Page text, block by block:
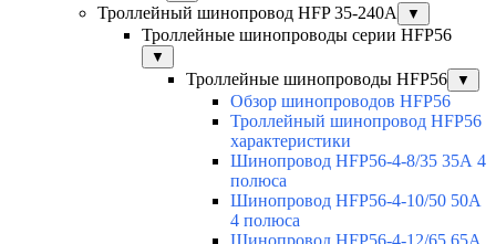
Троллейный шинопровод HFP 35-240А ▼
Троллейные шинопроводы серии HFP56
▼
Троллейные шинопроводы HFP56 ▼
Обзор шинопроводов HFP56
Троллейный шинопровод HFP56
характеристики
Шинопровод HFP56-4-8/35 35А 4
полюса
Шинопровод HFP56-4-10/50 50А
4 полюса
Шинопровод HFP56-4-12/65 65А